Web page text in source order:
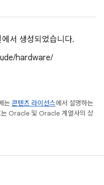
서 생성되었습니다.
hardware/
는 콘텐츠 라이선스에서 설명하는
는 Oracle 및 Oracle 계열사의 상